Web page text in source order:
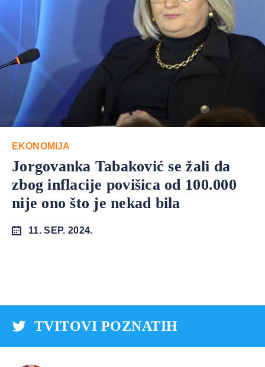
EKONOMIJA
Jorgovanka Tabaković se žali da
zbog inflacije povišica od 100.000
nije ono što je nekad bila
11. SEP. 2024.
TVITOVI POZNATIH